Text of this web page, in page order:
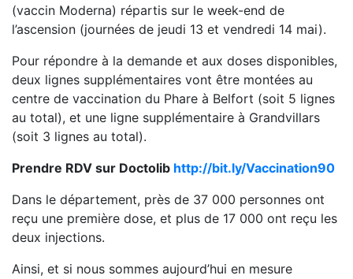
(vaccin Moderna) répartis sur le week-end de
l’ascension (journées de jeudi 13 et vendredi 14 mai).
Pour répondre à la demande et aux doses disponibles,
deux lignes supplémentaires vont être montées au
centre de vaccination du Phare à Belfort (soit 5 lignes
au total), et une ligne supplémentaire à Grandvillars
(soit 3 lignes au total).
Prendre RDV sur Doctolib http://bit.ly/Vaccination90
Dans le département, près de 37 000 personnes ont
reçu une première dose, et plus de 17 000 ont reçu les
deux injections.
Ainsi, et si nous sommes aujourd’hui en mesure